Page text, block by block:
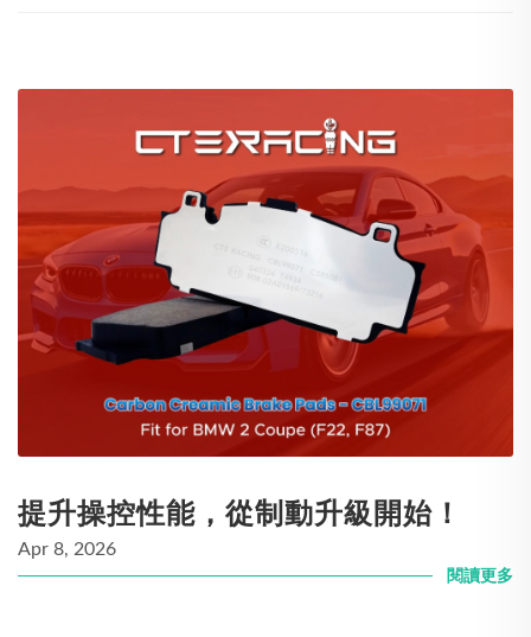
提升操控性能，從制動升級開始！
Apr 8, 2026
閱讀更多